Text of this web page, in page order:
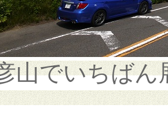
山でいちばん